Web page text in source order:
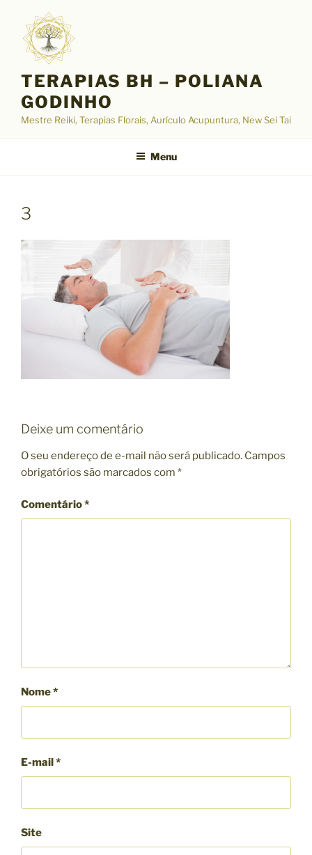
conteúdo
TERAPIAS BH – POLIANA
GODINHO
Mestre Reiki, Terapias Florais, Aurículo Acupuntura, New Sei Tai
Menu
3
Deixe um comentário
O seu endereço de e-mail não será publicado. Campos
obrigatórios são marcados com *
Comentário*
Nome*
E-mail*
Site